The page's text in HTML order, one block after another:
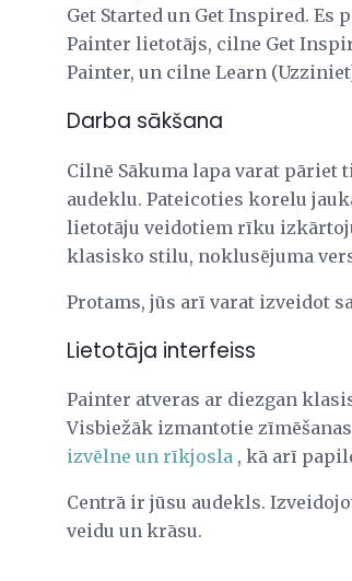
Get Started un Get Inspired.
Painter lietotājs, cilne Get
Painter, un cilne Learn
Darba sākšana
Cilnē Sākuma lapa varat pāriet
audeklu. Pateicoties korelu
lietotāju veidotiem rīku
klasisko stilu, noklusējuma
Protams, jūs arī varat izveidot
Lietotāja interfeiss
Painter atveras ar diezgan
Visbiežāk izmantotie
izvēlne un rīkjosla , kā arī
Centrā ir jūsu audekls.
veidu un krāsu.